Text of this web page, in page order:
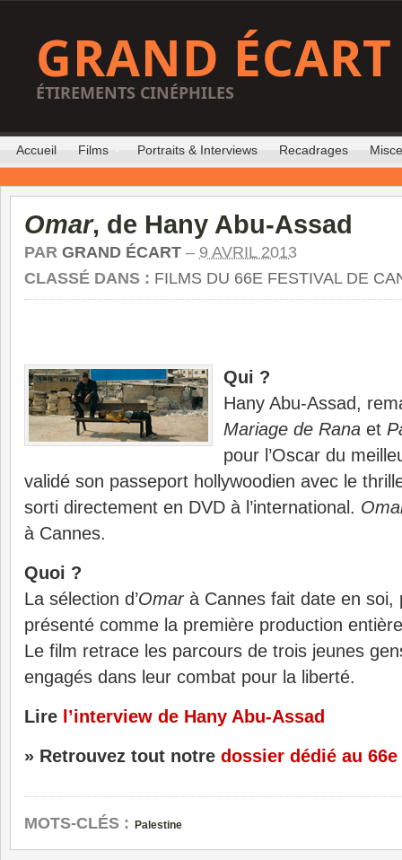
GRAND ÉCART
ÉTIREMENTS CINÉPHILES
Accueil Films Portraits & Interviews Recadrages
Omar, de Hany Abu-Assad
PAR GRAND ÉCART – 9 AVRIL 2013
CLASSÉ DANS : FILMS DU 66E FESTIVAL DE
Qui ?
Hany Abu-Assad,
Mariage de Rana et
pour l’Oscar du
validé son passeport hollywoodien avec le
sorti directement en DVD à l’international.
à Cannes.
Quoi ?
La sélection d’Omarà Cannes fait date en soi,
présenté comme la première production
Le film retrace les parcours de trois jeunes
engagés dans leur combat pour la liberté.
Lire l’interview de Hany Abu-Assad
» Retrouvez tout notre dossier dédié au
MOTS-CLÉS : Palestine